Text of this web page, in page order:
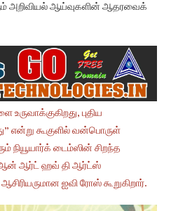
அறிவியல் ஆய்வுகளின் ஆதரவைக்
புதிய
என்று கூகுளில் வன்பொருள்
நியூயார்க் டைம்ஸின் சிறந்த
ஆன் ஆர்ட் ஹவ் தி ஆர்ட்ஸ்
ஐவி ரோஸ் கூறுகிறார்.